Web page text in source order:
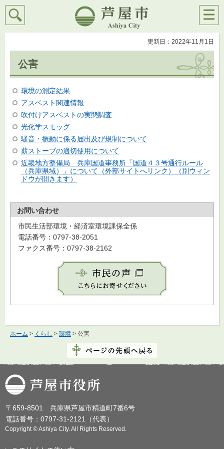
芦屋市
検索
メニ
ュー
更新日：2022年11月1日
公害
環境の測定結果
アスベスト関連情報
吹付けアスベストの実態調査
光化学スモッグ
騒音・振動に係る届出及び規制について
薪ストーブの適切使用について
近畿地方整備局 兵庫国道事務所「国道４３号通行ルール
（兵庫県域）」について（外部サイトへリンク）（別ウィン
ドウが開きます）
お問い合わせ
市民生活部環境・経済室環境課保全係
電話番号：0797-38-2051
ファクス番号：0797-38-2162
ホーム > くらし > 環境 > 公害
芦屋市役所
〒659-8501 兵庫県芦屋市精道町7番6号
電話番号：0797-31-2121（代表）
Copyright © Ashiya City. All Rights Reserved.